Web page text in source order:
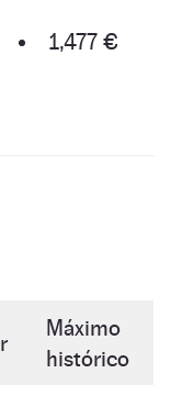
1,477 €
Máximo
histórico